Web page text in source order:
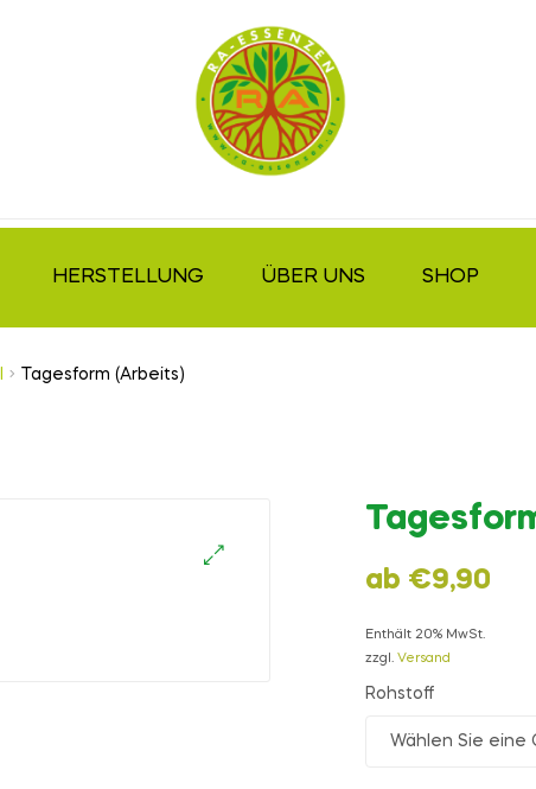
HERSTELLUNG ÜBER UNS SHOP
Tagesform (Arbeits)
ab €9,90
Enthält 20% MwSt.
zzgl. Versand
Rohstoff